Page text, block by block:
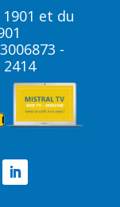
et du
-